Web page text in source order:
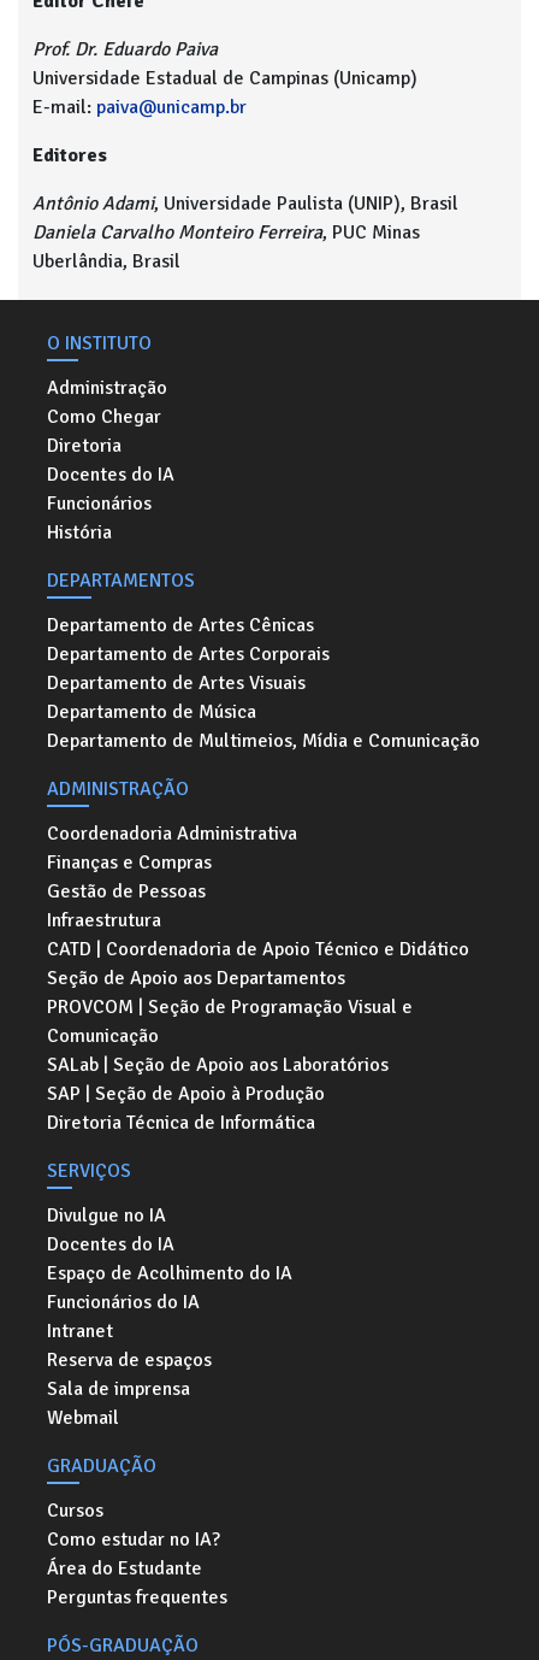
Prof. Dr. Eduardo Paiva
Universidade Estadual de Campinas (Unicamp)
E-mail: paiva@unicamp.br
Editores
Antônio Adami, Universidade Paulista (UNIP), Brasil
Daniela Carvalho Monteiro Ferreira, PUC Minas
Uberlândia, Brasil
O INSTITUTO
Administração
Como Chegar
Diretoria
Docentes do IA
Funcionários
História
DEPARTAMENTOS
Departamento de Artes Cênicas
Departamento de Artes Corporais
Departamento de Artes Visuais
Departamento de Música
Departamento de Multimeios, Mídia e Comunicação
ADMINISTRAÇÃO
Coordenadoria Administrativa
Finanças e Compras
Gestão de Pessoas
Infraestrutura
CATD | Coordenadoria de Apoio Técnico e Didático
Seção de Apoio aos Departamentos
PROVCOM | Seção de Programação Visual e
Comunicação
SALab | Seção de Apoio aos Laboratórios
SAP | Seção de Apoio à Produção
Diretoria Técnica de Informática
SERVIÇOS
Divulgue no IA
Docentes do IA
Espaço de Acolhimento do IA
Funcionários do IA
Intranet
Reserva de espaços
Sala de imprensa
Webmail
GRADUAÇÃO
Cursos
Como estudar no IA?
Área do Estudante
Perguntas frequentes
PÓS-GRADUAÇÃO